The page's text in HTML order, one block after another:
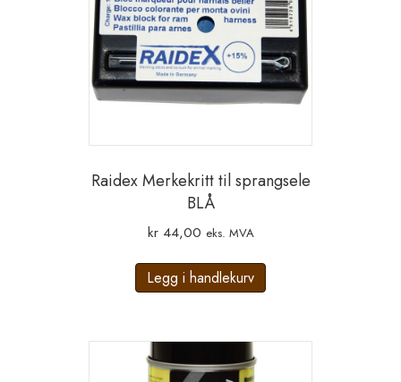
Raidex Merkekritt til sprangsele
BLÅ
kr44,00 eks. MVA
Legg i handlekurv